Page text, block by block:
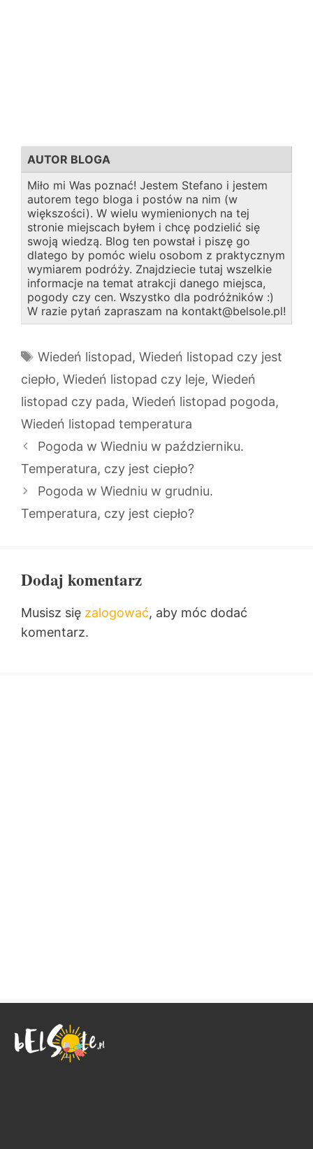
AUTOR BLOGA
Miło mi Was poznać! Jestem Stefano i jestem
autorem tego bloga i postów na nim (w
większości). W wielu wymienionych na tej
stronie miejscach byłem i chcę podzielić się
swoją wiedzą. Blog ten powstał i piszę go
dlatego by pomóc wielu osobom z praktycznym
wymiarem podróży. Znajdziecie tutaj wszelkie
informacje na temat atrakcji danego miejsca,
pogody czy cen. Wszystko dla podróżników :)
W razie pytań zapraszam na kontakt@belsole.pl!
Tagi
Wiedeń listopad, Wiedeń listopad czy jest
ciepło, Wiedeń listopad czy leje, Wiedeń
listopad czy pada, Wiedeń listopad pogoda,
Wiedeń listopad temperatura
Pogoda w Wiedniu w październiku.
Temperatura, czy jest ciepło?
Pogoda w Wiedniu w grudniu.
Temperatura, czy jest ciepło?
Dodaj komentarz
Musisz się zalogować, aby móc dodać
komentarz.